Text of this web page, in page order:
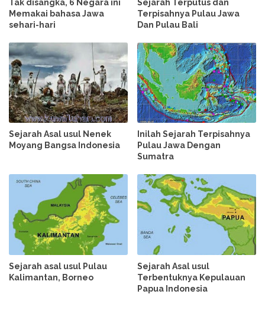
Tak disangka, 6 Negara ini
Memakai bahasa Jawa
sehari-hari
Sejarah Terputus dan
Terpisahnya Pulau Jawa
Dan Pulau Bali
Sejarah Asal usul Nenek
Moyang Bangsa Indonesia
Inilah Sejarah Terpisahnya
Pulau Jawa Dengan
Sumatra
Sejarah asal usul Pulau
Kalimantan, Borneo
Sejarah Asal usul
Terbentuknya Kepulauan
Papua Indonesia